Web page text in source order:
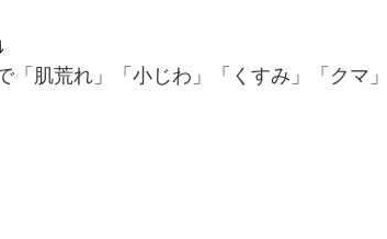
「肌荒れ」「小じわ」「くすみ」「クマ